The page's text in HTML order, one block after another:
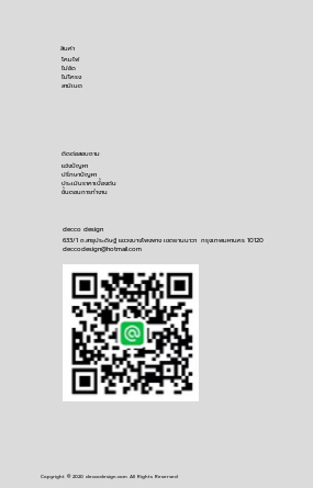
สินค้า
โคมไฟ
ไม้อัด
ไม้โครง
ลามิเนต
ติดต่อสอบถาม
​แจ้งปัญหา
ปรึกษาปัญหา
ประเมินราคาเบื้องต้น
ขั้นตอนการทำงาน
decco design
633/1 ถ.สาธุประดิษฐ์ แขวงบางโพงพาง เขตยานนาวา กรุงเทพมหานคร 10120
deccodesign@hotmail.com
Copyright © 2020 deccodesign.com All Rights Reserved